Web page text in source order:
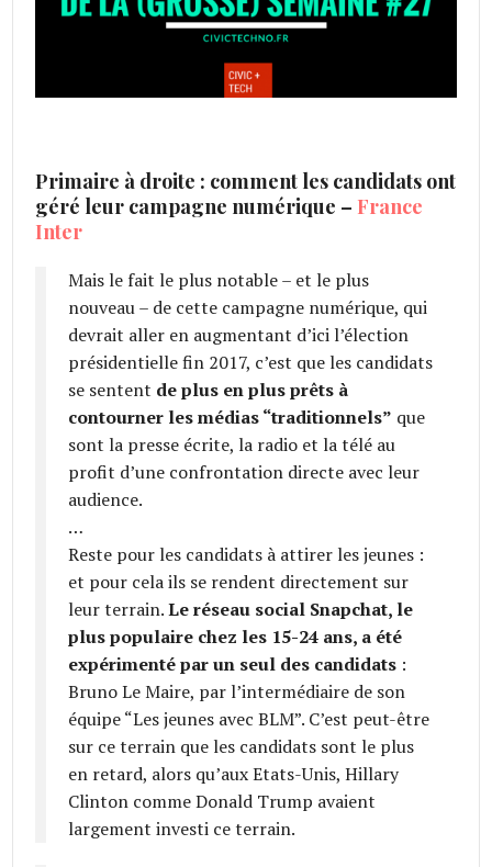
Primaire à droite : comment les candidats ont
géré leur campagne numérique – France
Inter
Mais le fait le plus notable – et le plus
nouveau – de cette campagne numérique, qui
devrait aller en augmentant d’ici l’élection
présidentielle fin 2017, c’est que les candidats
se sentent de plus en plus prêts à
contourner les médias “traditionnels” que
sont la presse écrite, la radio et la télé au
profit d’une confrontation directe avec leur
audience.
…
Reste pour les candidats à attirer les jeunes :
et pour cela ils se rendent directement sur
leur terrain.Le réseau social Snapchat, le
plus populaire chez les 15-24 ans, a été
expérimenté par un seul des candidats :
Bruno Le Maire, par l’intermédiaire de son
équipe “Les jeunes avec BLM”. C’est peut-être
sur ce terrain que les candidats sont le plus
en retard, alors qu’aux Etats-Unis, Hillary
Clinton comme Donald Trump avaient
largement investi ce terrain.